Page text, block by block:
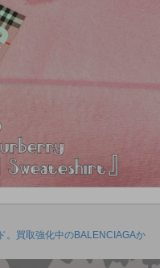
。買取強化中のBALENCIAGAか